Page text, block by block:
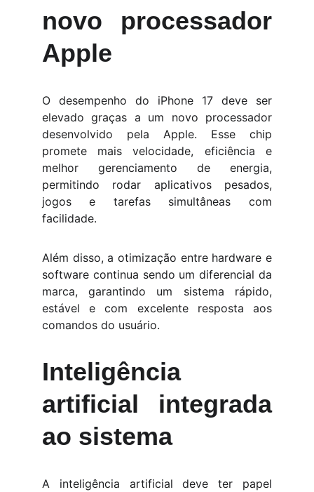
novo processador
Apple
O desempenho do iPhone 17 deve ser
elevado graças a um novo processador
desenvolvido pela Apple. Esse chip
promete mais velocidade, eficiência e
melhor gerenciamento de energia,
permitindo rodar aplicativos pesados,
jogos e tarefas simultâneas com
facilidade.
Além disso, a otimização entre hardware e
software continua sendo um diferencial da
marca, garantindo um sistema rápido,
estável e com excelente resposta aos
comandos do usuário.
Inteligência
artificial integrada
ao sistema
A inteligência artificial deve ter papel